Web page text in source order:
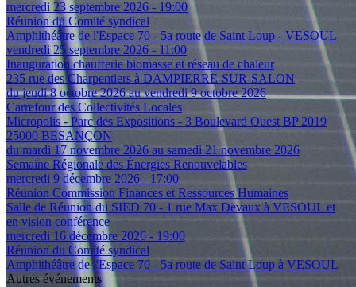
mercredi 23 septembre 2026 - 19:00
Réunion du Comité syndical
Amphithéâtre de l'Espace 70 - 5a route de Saint Loup - VESOUL
vendredi 25 septembre 2026 - 11:00
Inauguration chaufferie biomasse et réseau de chaleur
235 rue des Charpentiers à DAMPIERRE-SUR-SALON
du jeudi 8 octobre 2026 au vendredi 9 octobre 2026
Carrefour des Collectivités Locales
Micropolis - Parc des Expositions - 3 Boulevard Ouest BP 2019
25000 BESANÇON
du mardi 17 novembre 2026 au samedi 21 novembre 2026
Semaine Régionale des Énergies Renouvelables
mercredi 9 décembre 2026 - 17:00
Réunion Commission Finances et Ressources Humaines
Salle de Réunion du SIED 70 - 1 rue Max Devaux à VESOUL et
en vision conférence
mercredi 16 décembre 2026 - 19:00
Réunion du Comité syndical
Amphithéâtre de l'Espace 70 - 5a route de Saint Loup à VESOUL
Autres événements